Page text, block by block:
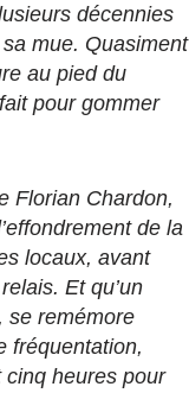
décennies
mue. Quasiment
au pied du
pour gommer
Florian Chardon,
de la
locaux, avant
Et qu’un
se remémore
fréquentation,
heures pour